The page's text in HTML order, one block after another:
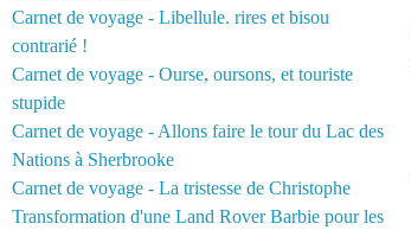
Carnet de voyage - Libellule. rires et bisou
contrarié !
Carnet de voyage - Ourse, oursons, et touriste
stupide
Carnet de voyage - Allons faire le tour du Lac des
Nations à Sherbrooke
Carnet de voyage - La tristesse de Christophe
Transformation d'une Land Rover Barbie pour les